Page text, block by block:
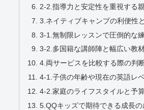
2-2.指導力と安定性を重視する
3.ネイティブキャンプの利便性
3-1.無制限レッスンで圧倒的な
3-2.多国籍な講師陣と幅広い教
4.両サービスを比較する際の判
4-1.子供の年齢や現在の英語レ
4-2.家庭のライフスタイルと予
5.QQキッズで期待できる成長の